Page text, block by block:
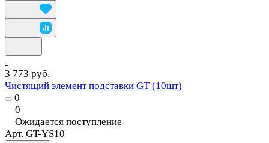
3 773 руб.
Чистящий элемент подставки GT (10шт)
0
0
Ожидается поступление
Арт. GT-YS10